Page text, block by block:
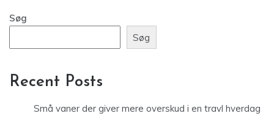
Søg
Søg
Recent Posts
Små vaner der giver mere overskud i en travl hverdag